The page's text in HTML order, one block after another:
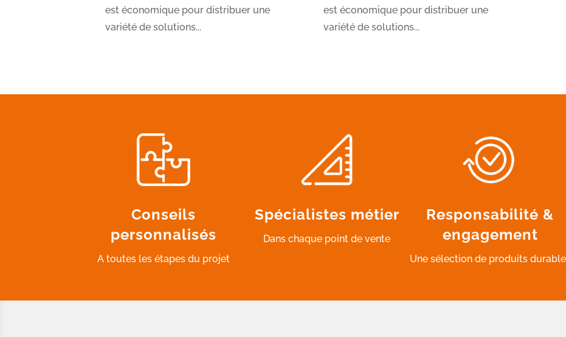
est économique pour distribuer une
variété de solutions...
est économique pour distribuer une
variété de solutions...
Conseils
personnalisés
A toutes les étapes du projet
Spécialistes métier
Dans chaque point de vente
Responsabilité &
engagement
Une sélection de produits